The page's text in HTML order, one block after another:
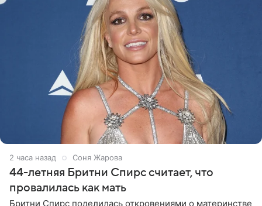
2 часа назад Соня Жарова
44-летняя Бритни Спирс считает, что
провалилась как мать
Бритни Спирс поделилась откровениями о материнстве